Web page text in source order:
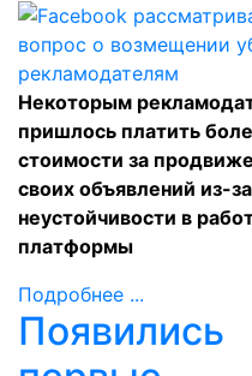
Некоторым
пришлось платить
стоимости за
своих объявлений из-за
неустойчивости в
платформы
Подробнее ...
Появились